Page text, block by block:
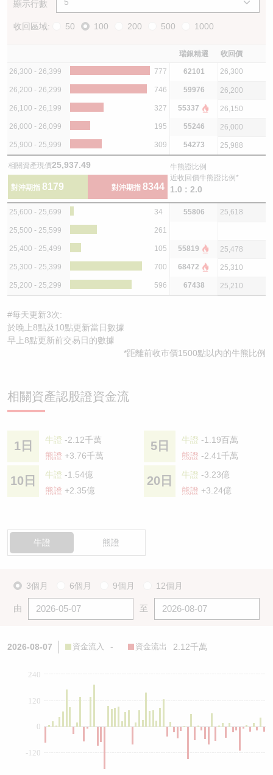
顯示行數
收回區域: 50 100 200 500 1000
瑞銀精選 收回價
26,300 - 26,399 777 62101 26,300
26,200 - 26,299 746 59976 26,200
26,100 - 26,199 327 55337 26,150
26,000 - 26,099 195 55246 26,000
25,900 - 25,999 309 54273 25,988
相關資產現價25,937.49
對沖期指 8179 對沖期指 8344
牛熊證比例
近收回價牛熊證比例*
1.0 : 2.0
25,600 - 25,699 34 55806 25,618
25,500 - 25,599 261
25,400 - 25,499 105 55819 25,478
25,300 - 25,399 700 68472 25,310
25,200 - 25,299 596 67438 25,210
#每天更新3次:
於晚上8點及10點更新當日數據
早上8點更新前交易日的數據
*距離前收巿價1500點以內的牛熊比例
相關資產認股證資金流
1日 牛證 -2.12千萬
熊證 +3.76千萬
5日 牛證 -1.19百萬
熊證 -2.41千萬
10日 牛證 -1.54億
熊證 +2.35億
20日 牛證 -3.23億
熊證 +3.24億
牛證 熊證
3個月 6個月 9個月 12個月
由 至
2026-08-07 資金流入 - 資金流出 2.12千萬
0
-120
120
240